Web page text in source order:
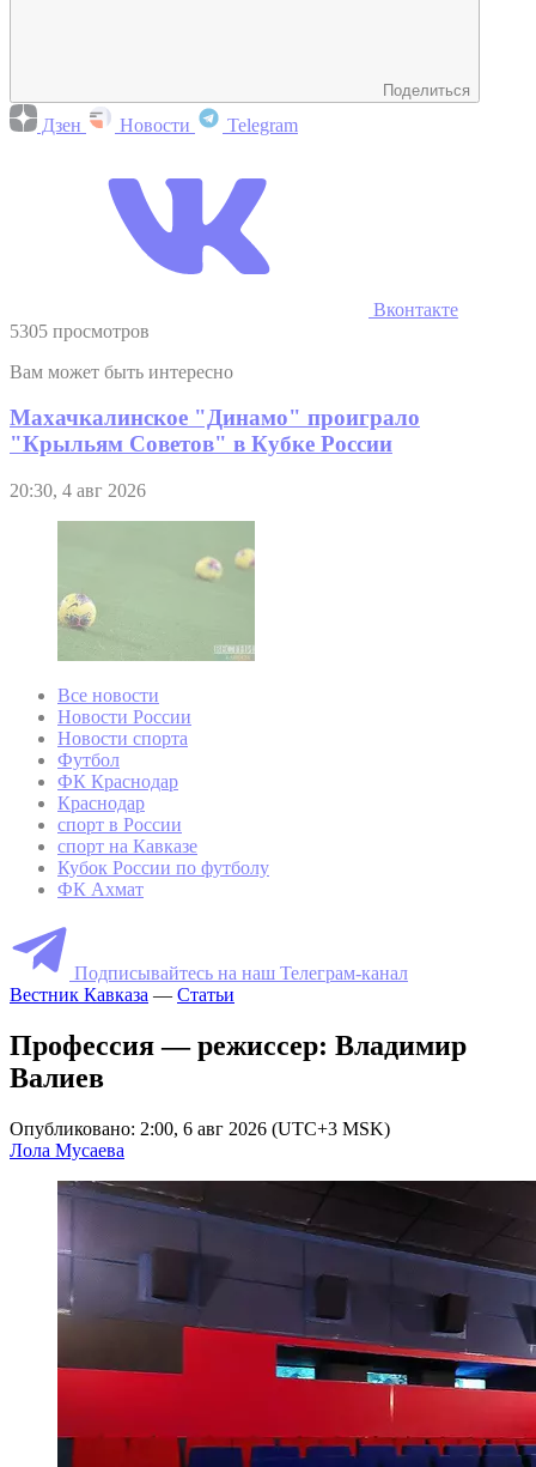
Поделиться
Дзен Новости Telegram
Вконтакте
5305 просмотров
Вам может быть интересно
Махачкалинское "Динамо" проиграло
"Крыльям Советов" в Кубке России
20:30, 4 авг 2026
Все новости
Новости России
Новости спорта
Футбол
ФК Краснодар
Краснодар
спорт в России
спорт на Кавказе
Кубок России по футболу
ФК Ахмат
Подписывайтесь на наш Телеграм-канал
Вестник Кавказа — Статьи
Профессия — режиссер: Владимир
Валиев
Опубликовано: 2:00, 6 авг 2026 (UTC+3 MSK)
Лола Мусаева